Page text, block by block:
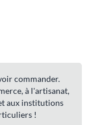
commander.
à l'artisanat,
aux institutions
!